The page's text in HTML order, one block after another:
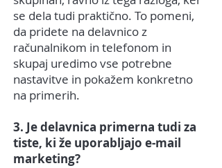
se dela tudi praktično. To pomeni,
da pridete na delavnico z
računalnikom in telefonom in
skupaj uredimo vse potrebne
nastavitve in pokažem konkretno
na primerih.
3. Je delavnica primerna tudi za
tiste, ki že uporabljajo e-mail
marketing?